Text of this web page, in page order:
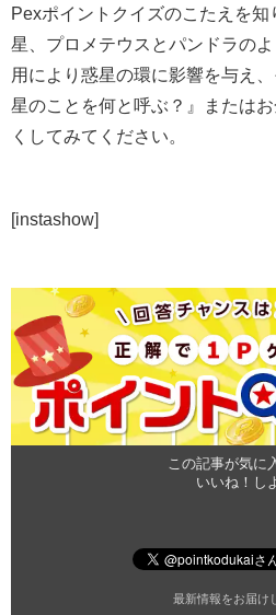
Pexポイントクイズのこたえを
星、プロメテウスとパンドラの
用により惑星の環に影響を与え
星のことを何と呼ぶ？』または
くしてみてください。
[instashow]
この記事が気に
いいね！し
最新情報をお届け